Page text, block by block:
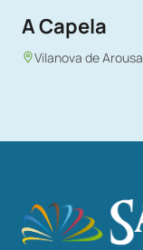
A Capela
Vilanova de Arousa